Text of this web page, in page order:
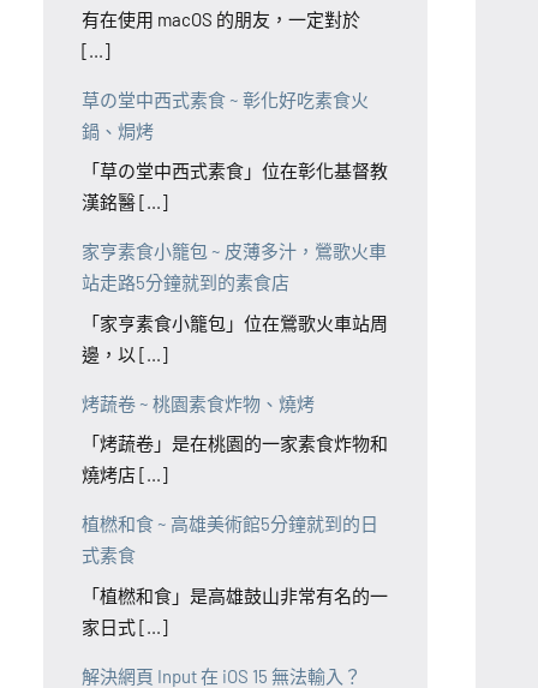
有在使用 macOS 的朋友，一定對於
[...]
草の堂中西式素食 ~ 彰化好吃素食火
鍋、焗烤
「草の堂中西式素食」位在彰化基督教
漢銘醫 [...]
家亨素食小籠包 ~ 皮薄多汁，鶯歌火車
站走路5分鐘就到的素食店
「家亨素食小籠包」位在鶯歌火車站周
邊，以 [...]
烤蔬卷 ~ 桃園素食炸物、燒烤
「烤蔬卷」是在桃園的一家素食炸物和
燒烤店 [...]
植橪和食 ~ 高雄美術館5分鐘就到的日
式素食
「植橪和食」是高雄鼓山非常有名的一
家日式 [...]
解決網頁 Input 在 iOS 15 無法輸入？